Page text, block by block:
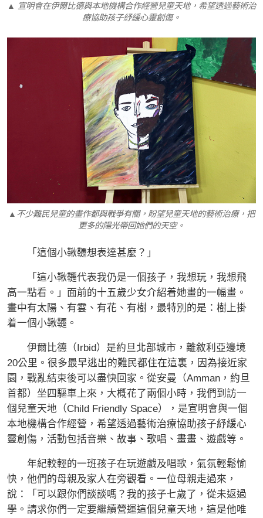
▲ 宣明會在伊爾比德與本地機構合作經營兒童天地，希望透過藝術治
療協助孩子紓緩心靈創傷。
▲不少難民兒童的畫作都與戰爭有關，盼望兒童天地的藝術治療，把
更多的陽光帶回她們的天空。
「這個小鞦韆想表達甚麼？」
「這小鞦韆代表我仍是一個孩子，我想玩，我想飛
高一點看。」面前的十五歲少女介紹着她畫的一幅畫。
畫中有太陽、有雲、有花、有樹，最特別的是：樹上掛
着一個小鞦韆。
伊爾比德（Irbid）是約旦北部城市，離敘利亞邊境
20公里。很多最早逃出的難民都住在這裏，因為接近家
園，戰亂結束後可以盡快回家。從安曼（Amman，約旦
首都）坐四驅車上來，大概花了兩個小時，我們到訪一
個兒童天地（Child Friendly Space），是宣明會與一個
本地機構合作經營，希望透過藝術治療協助孩子紓緩心
靈創傷，活動包括音樂、故事、歌唱、畫畫、遊戲等。
年紀較輕的一班孩子在玩遊戲及唱歌，氣氛輕鬆愉
快，他們的母親及家人在旁觀看。一位母親走過來，
說：「可以跟你們談談嗎？我的孩子七歲了，從未返過
學。請求你們一定要繼續營運這個兒童天地，這是他唯